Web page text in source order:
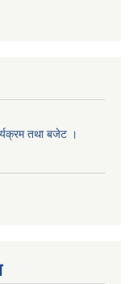
तथा बजेट ।